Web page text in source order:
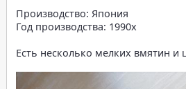
Производство: Япония
Год производства: 1990x
Есть несколько мелких вмятин и